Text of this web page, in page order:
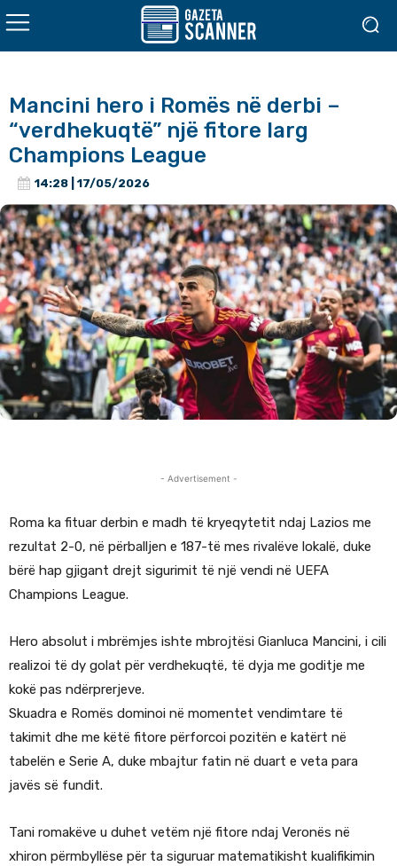
Mancini hero i Romës në derbi –
“verdhekuqtë” një fitore larg
Champions League
14:28 | 17/05/2026
- Advertisement -
Roma ka fituar derbin e madh të kryeqytetit ndaj Lazios me
rezultat 2-0, në përballjen e 187-të mes rivalëve lokalë, duke
bërë hap gjigant drejt sigurimit të një vendi në UEFA
Champions League.
Hero absolut i mbrëmjes ishte mbrojtësi Gianluca Mancini, i cili
realizoi të dy golat për verdhekuqtë, të dyja me goditje me
kokë pas ndërprerjeve.
Skuadra e Romës dominoi në momentet vendimtare të
takimit dhe me këtë fitore përforcoi pozitën e katërt në
tabelën e Serie A, duke mbajtur fatin në duart e veta para
javës së fundit.
Tani romakëve u duhet vetëm një fitore ndaj Veronës në
xhiron përmbyllëse për ta siguruar matematikisht kualifikimin